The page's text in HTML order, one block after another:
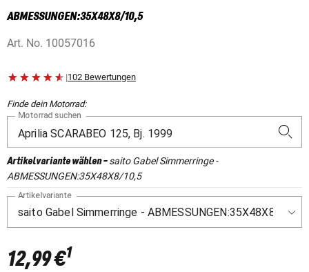
ABMESSUNGEN:35X48X8/10,5
Art. No. 10057016
|102 Bewertungen
Finde dein Motorrad:
Motorrad suchen
Artikelvariante wählen-saito Gabel Simmerringe -
ABMESSUNGEN:35X48X8/10,5
Artikelvariante
12,99 €1